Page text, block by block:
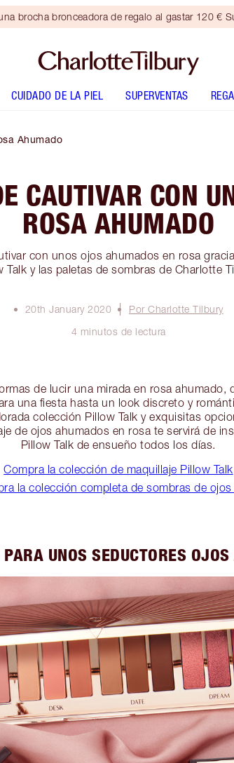
brocha bronceadora de regalo al gastar 120 €
CUIDADO DE LA PIEL SUPERVENTAS
Ahumado
CAUTIVAR CON
ROSA AHUMADO
con unos ojos ahumados en rosa
Talk y las paletas de sombras de Charlotte
20th January 2020
Por Charlotte Tilbury
4 minutos de lectura
de lucir una mirada en rosa ahumado,
una fiesta hasta un look discreto y
colección Pillow Talk y exquisitas
de ojos ahumados en rosa te servirá de
Pillow Talk de ensueño todos los días.
Compra la colección de maquillaje Pillow Talk
la colección completa de sombras de ojos
UNOS SEDUCTORES